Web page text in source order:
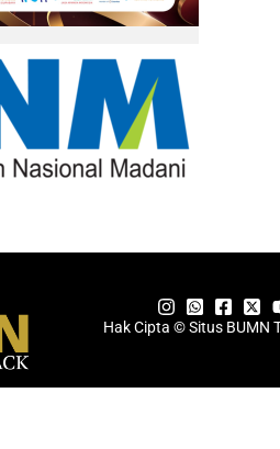
Hak Cipta © Situs BUMN